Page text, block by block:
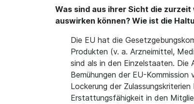
Was sind aus ihrer Sicht die
auswirken können? Wie ist die
Die EU hat die
Produkten (v. a. Arzneimittel,
sind als in den Einzelstaaten. Die
Bemühungen der EU-
Lockerung der
Erstattungsfähigkeit in den